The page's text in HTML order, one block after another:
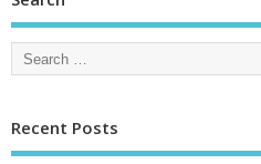
Recent Posts